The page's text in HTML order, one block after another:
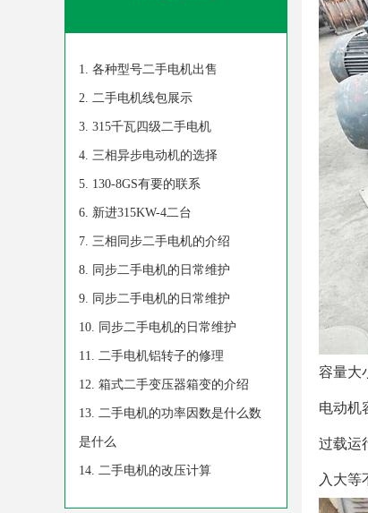
各种型号二手电机出售
二手电机线包展示
315千瓦四级二手电机
三相异步电动机的选择
130-8GS有要的联系
新进315KW-4二台
三相同步二手电机的介绍
同步二手电机的日常维护
同步二手电机的日常维护
同步二手电机的日常维护
二手电机铝转子的修理
箱式二手变压器箱变的介绍
二手电机的功率因数是什么数
是什么
二手电机的改压计算
容量大
电动机
过载运
入大等